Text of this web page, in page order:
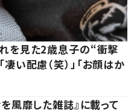
を見た2歳息子の“衝撃
配慮（笑）」「お顔はか
風靡した雑誌』に載って